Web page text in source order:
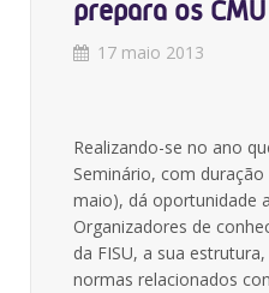
prepara os
17 maio 2013
Realizando-se no ano
Seminário, com
maio), dá oportunidade
Organizadores de
da FISU, a sua
normas relacionados